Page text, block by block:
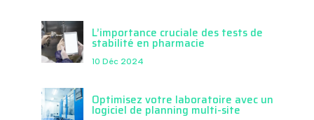
L’importance cruciale des tests de
stabilité en pharmacie
10 Déc 2024
Optimisez votre laboratoire avec un
logiciel de planning multi-site